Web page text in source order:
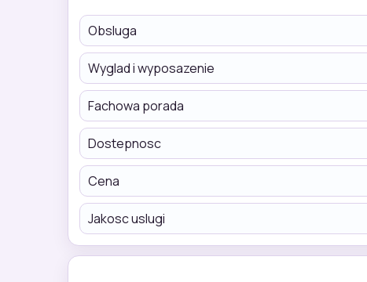
Obsluga
Wyglad i wyposazenie
Fachowa porada
Dostepnosc
Cena
Jakosc uslugi